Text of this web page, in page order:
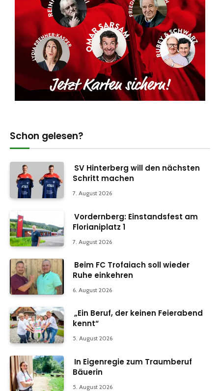
Schon gelesen?
SV Hinterberg will den nächsten
Schritt machen
7. August 2026
Vordernberg: Einstandsfest am
Florianiplatz 1
7. August 2026
Beim FC Trofaiach soll wieder
Ruhe einkehren
6. August 2026
„Ein Beruf, der keinen Feierabend
kennt“
5. August 2026
In Eigenregie zum Traumberuf
Bäuerin
5. August 2026